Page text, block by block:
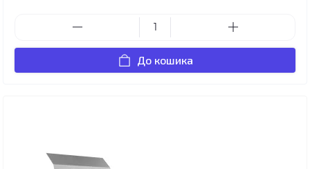
До кошика